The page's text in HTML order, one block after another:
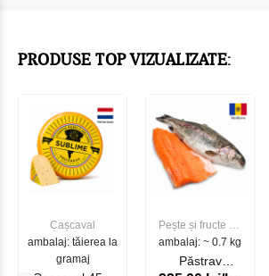
PRODUSE TOP VIZUALIZATE:
Cașcaval
ambalaj: tăierea la
gramaj
Pește și fructe de
mare
ambalaj: ~ 0.7 kg
Păstrav